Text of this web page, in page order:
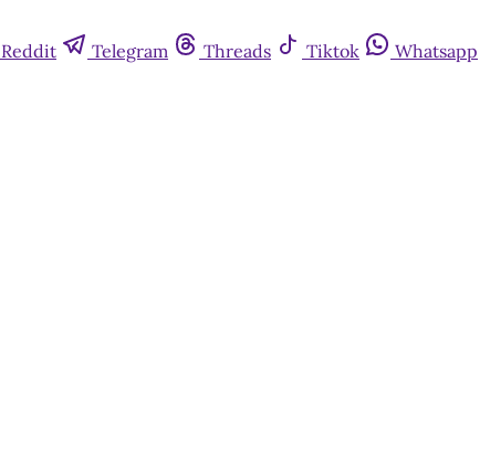
Reddit Telegram Threads Tiktok
Whatsapp